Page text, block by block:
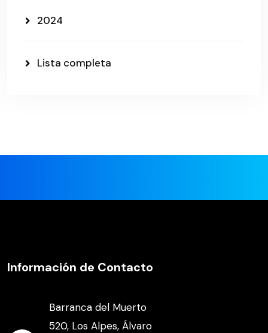
2024
Lista completa
Información de Contacto
Barranca del Muerto
520, Los Alpes, Álvaro